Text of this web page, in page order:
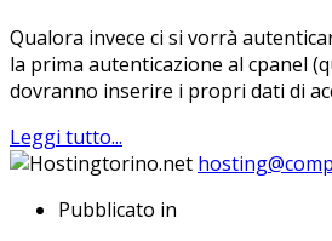
Qualora invece ci si vorrà
la prima autenticazione al cpanel
dovranno inserire i propri dati di
Leggi tutto...
Pubblicato in